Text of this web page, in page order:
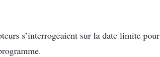
s’interrogeaient sur la date limite pour